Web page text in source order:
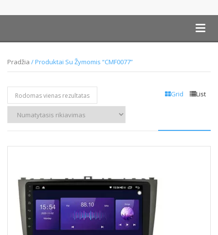
Pradžia / Produktai Su Žymomis “CMF0077”
Grid List
Rodomas vienas rezultatas